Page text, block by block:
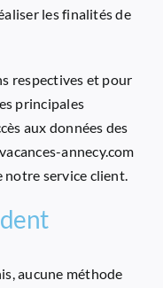
les finalités de
respectives et pour
principales
aux données des
annecy.com
notre service client.
aucune méthode